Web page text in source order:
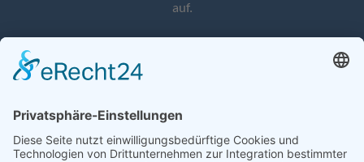
auf.
PORTFOLIO
A+W Clarity
A+W Cantor
bitec